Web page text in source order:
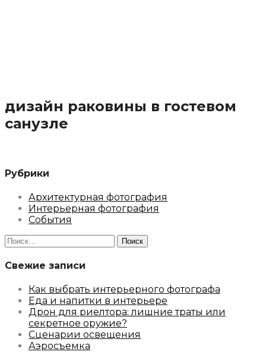
дизайн раковины в гостевом
санузле
Рубрики
Архитектурная фотография
Интерьерная фотография
События
Найти:
Свежие записи
Как выбрать интерьерного фотографа
Еда и напитки в интерьере
Дрон для риелтора: лишние траты или
секретное оружие?
Сценарии освещения
Аэросъемка